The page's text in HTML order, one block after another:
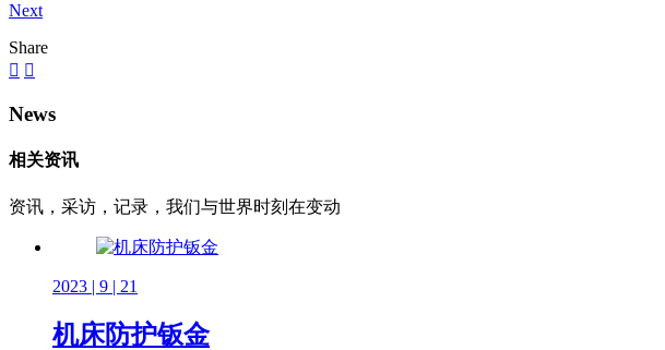
Next
Share
News
相关资讯
资讯，采访，记录，我们与世界时刻在变动
2023 | 9 | 21
机床防护钣金